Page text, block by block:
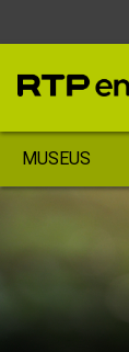
MUSEUS